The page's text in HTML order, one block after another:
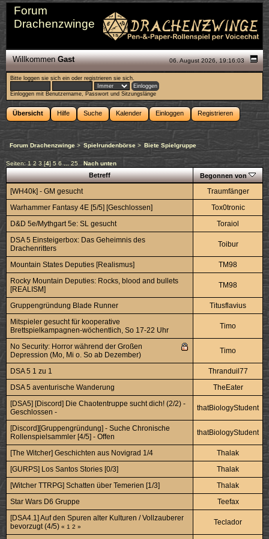
Forum
Drachenzwinge
06. August 2026, 19:16:03
WillkommenGast
Bitte loggen sie sich ein oderregistrieren sie sich.
Einloggen mit Benutzername, Passwort und Sitzungslänge
Übersicht Hilfe Suche Kalender Einloggen Registrieren
Forum Drachenzwinge > Spielrundenbörse> Biete Spielgruppe
Seiten:1 2 3[4] 5 6 ... 25 Nach unten
Betreff Begonnen von
[WH40k] - GM gesucht
Traumfänger
Warhammer Fantasy 4E [5/5] [Geschlossen]
Tox0tronic
D&D 5e/Mythgart 5e: SL gesucht
Toraiol
DSA 5 Einsteigerbox: Das Geheimnis des
Drachenritters
Toibur
Mountain States Deputies [Realismus]
TM98
Rocky Mountain Deputies: Rocks, blood and bullets
[REALISM]
TM98
Gruppengründung Blade Runner
Titusflavius
Mitspieler gesucht für kooperative
Brettspielkampagnen-wöchentlich, So 17-22 Uhr
Timo
No Security: Horror während der Großen
Depression (Mo, Mi o. So ab Dezember)
Timo
DSA 5 1 zu 1
Thranduil77
DSA 5 aventurische Wanderung
TheEater
[DSA5] [Discord] Die Chaotentruppe sucht dich! (2/2) -
Geschlossen -
thatBiologyStudent
[Discord][Gruppengründung] - Suche Chronische
Rollenspielsammler [4/5] - Offen
thatBiologyStudent
[The Witcher] Geschichten aus Novigrad 1/4
Thalak
[GURPS] Los Santos Stories [0/3]
Thalak
[Witcher TTRPG] Schatten über Temerien [1/3]
Thalak
Star Wars D6 Gruppe
Teefax
[DSA4.1] Auf den Spuren alter Kulturen / Vollzauberer
bevorzugt (4/5) « 1 2 »
Teclador